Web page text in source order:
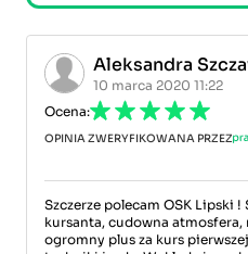
Aleksandra
10 marca 2020 11:22
Ocena:
OPINIA ZWERYFIKOWANA PRZEZ
Szczerze polecam OSK Lipski
kursanta, cudowna
ogromny plus za kurs